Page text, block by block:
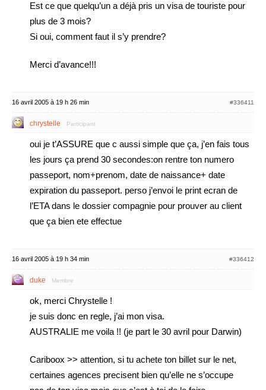
Est ce que quelqu’un a déjà pris un visa de touriste pour
plus de 3 mois?
Si oui, comment faut il s’y prendre?
Merci d’avance!!!
16 avril 2005 à 19 h 26 min #336411
chrystelle Participant
oui je t’ASSURE que c aussi simple que ça, j’en fais tous
les jours ça prend 30 secondes:on rentre ton numero
passeport, nom+prenom, date de naissance+ date
expiration du passeport. perso j’envoi le print ecran de
l’ETA dans le dossier compagnie pour prouver au client
que ça bien ete effectue
16 avril 2005 à 19 h 34 min #336412
duke Membre
ok, merci Chrystelle !
je suis donc en regle, j’ai mon visa.
AUSTRALIE me voila !! (je part le 30 avril pour Darwin)
Cariboox >> attention, si tu achete ton billet sur le net,
certaines agences precisent bien qu’elle ne s’occupe